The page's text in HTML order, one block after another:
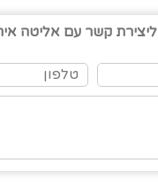
ליצירת קשר עם אליטה